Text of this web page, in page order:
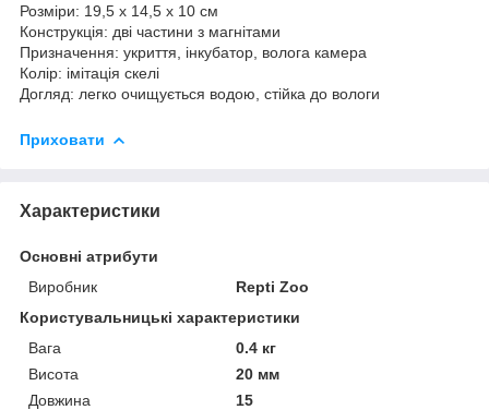
Розміри: 19,5 x 14,5 x 10 см
Конструкція: дві частини з магнітами
Призначення: укриття, інкубатор, волога камера
Колір: імітація скелі
Догляд: легко очищується водою, стійка до вологи
Приховати
Характеристики
Основні атрибути
Виробник
Repti Zoo
Користувальницькі характеристики
Вага
0.4 кг
Висота
20 мм
Довжина
15